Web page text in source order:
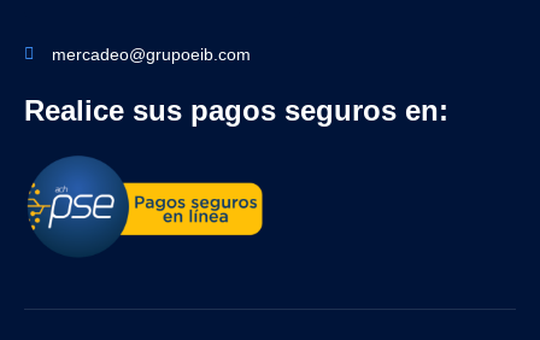
mercadeo@grupoeib.com
Realice sus pagos seguros en: